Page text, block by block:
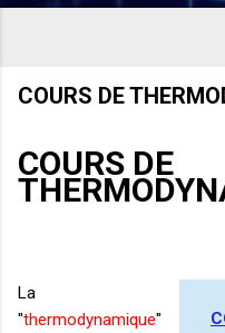
COURS DE
COURS DE
La
"thermodynamique"